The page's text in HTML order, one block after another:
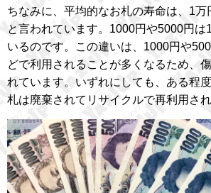
ちなみに、平均的なお札の寿命は、1
と言われています。1000円や5000円は
いるのです。この違いは、1000円や
どで利用されることが多くなるため、
れています。いずれにしても、ある程
札は廃棄されてリサイクルで再利用さ